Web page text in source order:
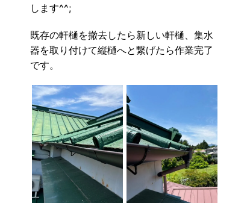
します^^;
既存の軒樋を撤去したら新しい軒樋、集水
器を取り付けて縦樋へと繋げたら作業完了
です。